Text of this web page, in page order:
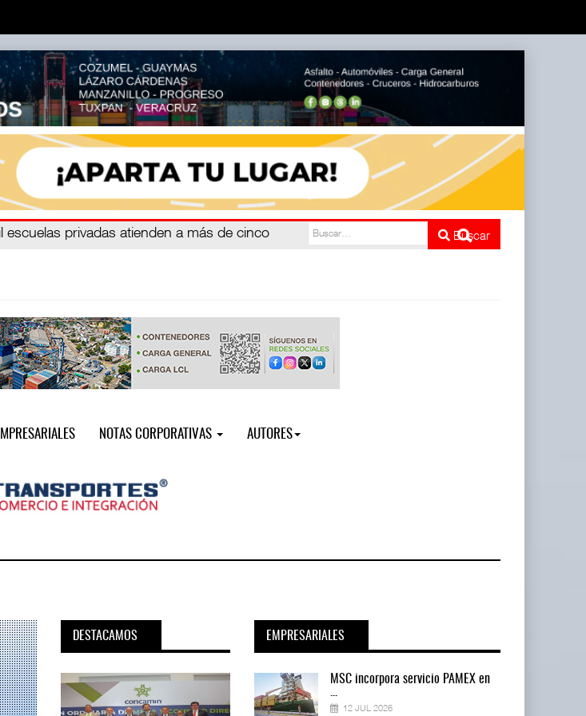
escuelas privadas atienden a más de cinco
Buscar
NOTAS CORPORATIVAS AUTORES
DESTACAMOS EMPRESARIALES
MSC incorpora servicio PAMEX en
...
12 JUL 2026
MSC incorpora servicio PAMEX en
12 JUL 2026